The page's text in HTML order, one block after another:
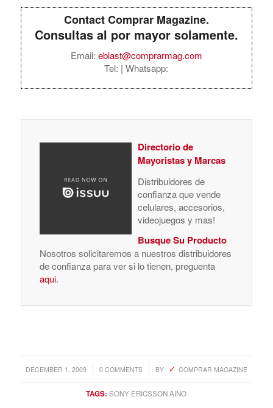
Contact Comprar Magazine.
Consultas al por mayor solamente.
Email: eblast@comprarmag.com
Tel: | Whatsapp:
Directorio de
Mayoristas y Marcas
Distribuidores de
confianza que vende
celulares, accesorios,
videojuegos y mas!
Busque Su Producto
Nosotros solicitaremos a nuestros distribuidores
de confianza para ver si lo tienen, preguenta
aqui.
DECEMBER 1, 2009
/ 0 COMMENTS
/ BY COMPRAR MAGAZINE
TAGS: SONY ERICSSON AINO